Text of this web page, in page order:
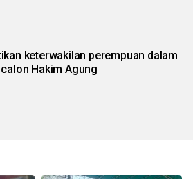
keterwakilan perempuan dalam
Hakim Agung